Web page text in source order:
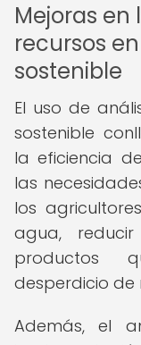
Mejoras en
recursos
sostenible
El uso de
sostenible
la eficiencia
las
los
agua,
productos
desperdicio de
Además, el